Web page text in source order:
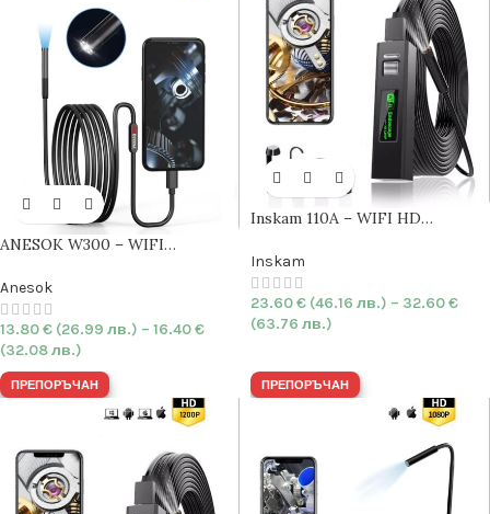
ANESOK W300 – WIFI
HARD| 1080P | IP67
Anesok
13.80€ (26.99 лв.) – 16.40€
(32.08 лв.)
Inskam 110A – WIFI HD
1200P | IP68
Inskam
23.60€ (46.16 лв.) – 32.60€
(63.76 лв.)
ПРЕПОРЪЧАН ПРЕПОРЪЧАН